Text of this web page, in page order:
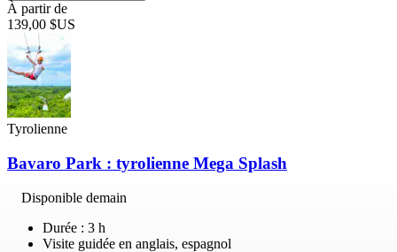
À partir de
139,00 $US
Tyrolienne
Bavaro Park : tyrolienne Mega Splash
Disponible demain
Durée : 3 h
Visite guidée en anglais, espagnol